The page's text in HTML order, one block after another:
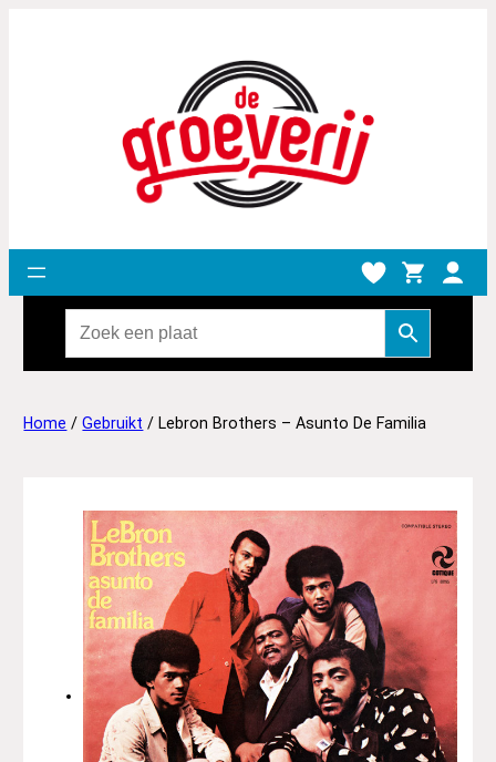
Home /Gebruikt / Lebron Brothers – Asunto De Familia